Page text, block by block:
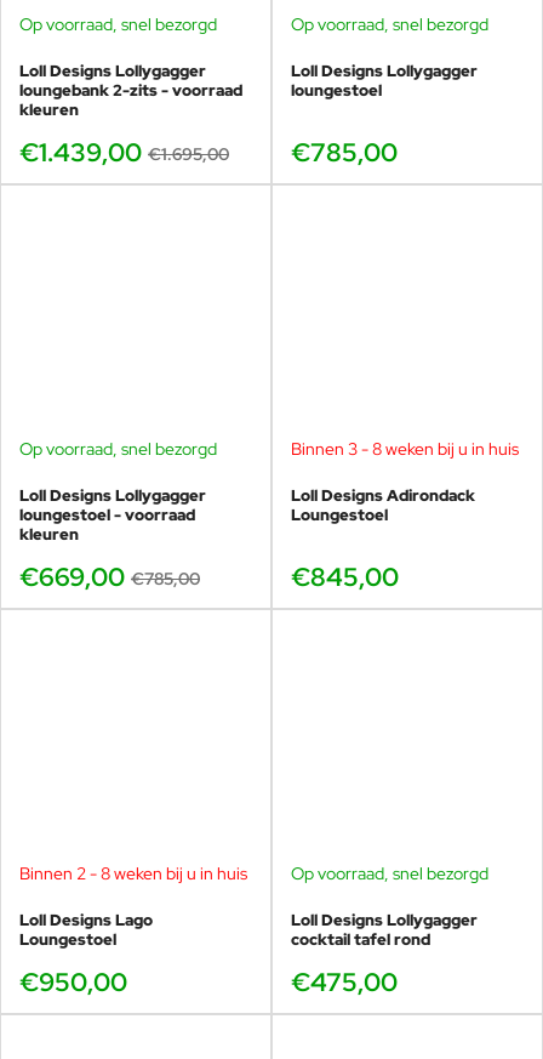
-15%
Op voorraad, snel bezorgd
Loll Designs Lollygagger
loungebank 2-zits - voorraad
kleuren
€1.439,00 €1.695,00
Op voorraad, snel bezorgd
Loll Designs Lollygagger
loungestoel
€785,00
-15%
Op voorraad, snel bezorgd
Loll Designs Lollygagger
loungestoel - voorraad
kleuren
€669,00 €785,00
Binnen 3 - 8 weken bij u in huis
Loll Designs Adirondack
Loungestoel
€845,00
Binnen 2 - 8 weken bij u in huis
Loll Designs Lago
Loungestoel
€950,00
Op voorraad, snel bezorgd
Loll Designs Lollygagger
cocktail tafel rond
€475,00